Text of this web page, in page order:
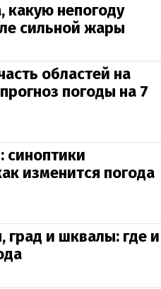
какую непогоду
сильной жары
областей на
погоды на 7
синоптики
изменится погода
и шквалы: где и